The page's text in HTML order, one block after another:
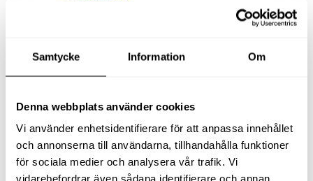
Samtycke Information Om
Denna webbplats använder cookies
Vi använder enhetsidentifierare för att anpassa innehållet
och annonserna till användarna, tillhandahålla funktioner
för sociala medier och analysera vår trafik. Vi
vidarebefordrar även sådana identifierare och annan
Alla produkter
Slangfäste
Textil- & Våtdammsugare
Tillbehör Textil- & våtdammsugare
Adaptrar
Dammsugare